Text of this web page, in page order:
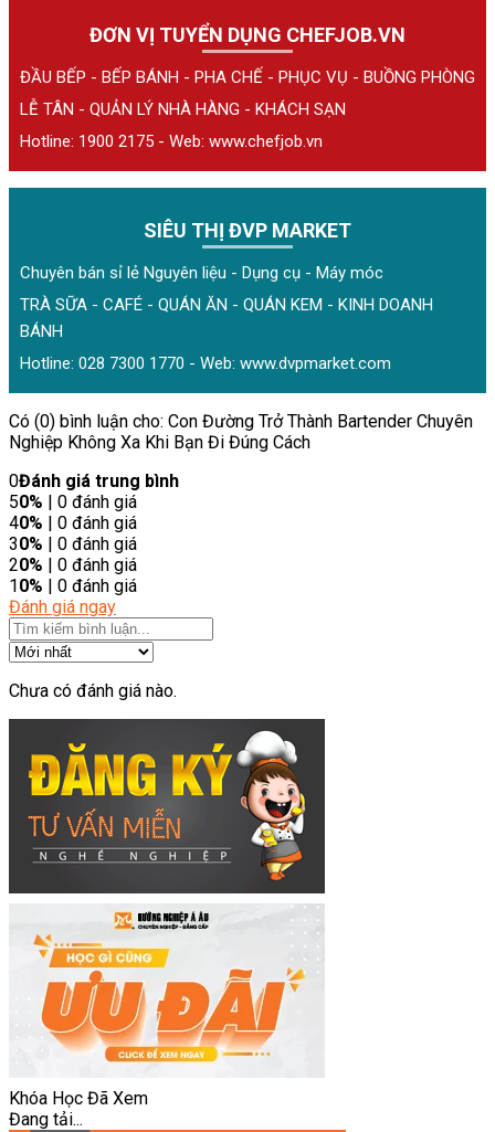
ĐƠN VỊ TUYỂN DỤNG CHEFJOB.VN
ĐẦU BẾP - BẾP BÁNH - PHA CHẾ - PHỤC VỤ - BUỒNG PHÒNG
LỄ TÂN - QUẢN LÝ NHÀ HÀNG - KHÁCH SẠN
Hotline: 1900 2175 - Web: www.chefjob.vn
SIÊU THỊ ĐVP MARKET
Chuyên bán sỉ lẻ Nguyên liệu - Dụng cụ - Máy móc
TRÀ SỮA - CAFÉ - QUÁN ĂN - QUÁN KEM - KINH DOANH
BÁNH
Hotline: 028 7300 1770 - Web: www.dvpmarket.com
Có (0) bình luận cho: Con Đường Trở Thành Bartender Chuyên
Nghiệp Không Xa Khi Bạn Đi Đúng Cách
0Đánh giá trung bình
50% | 0 đánh giá
40% | 0 đánh giá
30% | 0 đánh giá
20% | 0 đánh giá
10% | 0 đánh giá
Đánh giá ngay
Chưa có đánh giá nào.
Khóa Học Đã Xem
Đang tải...